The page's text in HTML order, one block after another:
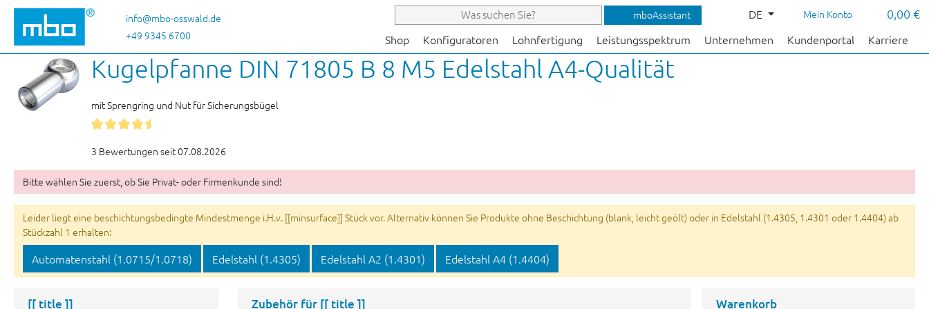
Hauptinhalt springen
Zur Suche springen
Zur Hauptnavigation springeninfo@mbo-osswald.de
+49 9345 6700
mboAssistant DE Mein Konto 0,00 €
Shop Konfiguratoren Lohnfertigung Leistungsspektrum Unternehmen Kundenportal Karriere
Kugelpfanne DIN 71805 B 8 M5 Edelstahl A4-Qualität
mit Sprengring und Nut für Sicherungsbügel
3 Bewertungen seit 07.08.2026
Bitte wählen Sie zuerst, ob Sie Privat- oder Firmenkunde sind!
Leider liegt eine beschichtungsbedingte Mindestmenge i.H.v. [[minsurface]] Stück vor. Alternativ können Sie Produkte ohne Beschichtung (blank, leicht geölt) oder in Edelstahl (1.4305, 1.4301 oder 1.4404) ab
Stückzahl 1 erhalten:
Automatenstahl (1.0715/1.0718) Edelstahl (1.4305) Edelstahl A2 (1.4301) Edelstahl A4 (1.4404)
[[ title ]] Zubehör für [[ title ]] Warenkorb